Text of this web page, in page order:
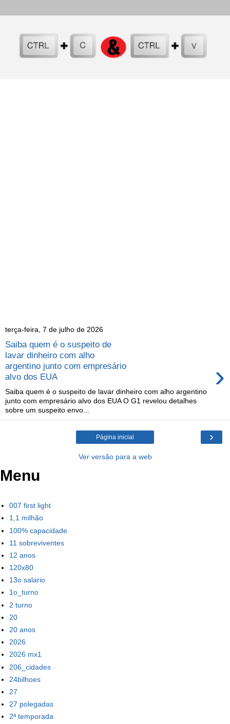
terça-feira, 7 de julho de 2026
Saiba quem é o suspeito de
lavar dinheiro com alho
argentino junto com empresário
alvo dos EUA
›
Saiba quem é o suspeito de lavar dinheiro com alho argentino
junto com empresário alvo dos EUA O G1 revelou detalhes
sobre um suspeito envo...
›
Página inicial
Ver versão para a web
Menu
007 first light
1,1 milhão
100% capacidade
11 sobreviventes
12 anos
120x80
13o salario
1o_turno
2 turno
20
20 anos
2026
2026 mx1
206_cidades
24bilhoes
27
27 polegadas
2ª temporada